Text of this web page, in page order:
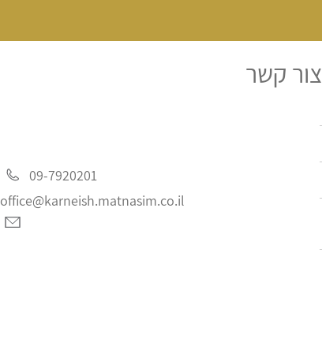
צור קשר
09-7920201
office@karneish.matnasim.co.il